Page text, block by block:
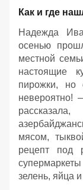
Как и где
Надежда
осенью
местной
настоящие
пирожки, но
невероятно!
мясом,
рецепт под
зелень, яйца